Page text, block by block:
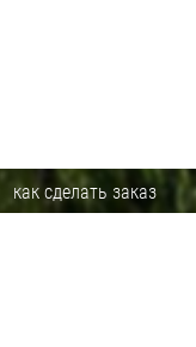
как сделать заказ